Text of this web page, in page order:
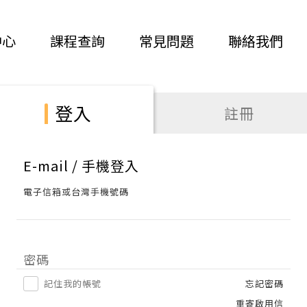
課程查詢 常見問題 聯絡我們
登入 註冊
E-mail / 手機登入
電子信箱或台灣手機號碼
密碼
記住我的帳號
忘記密碼
重寄啟用信